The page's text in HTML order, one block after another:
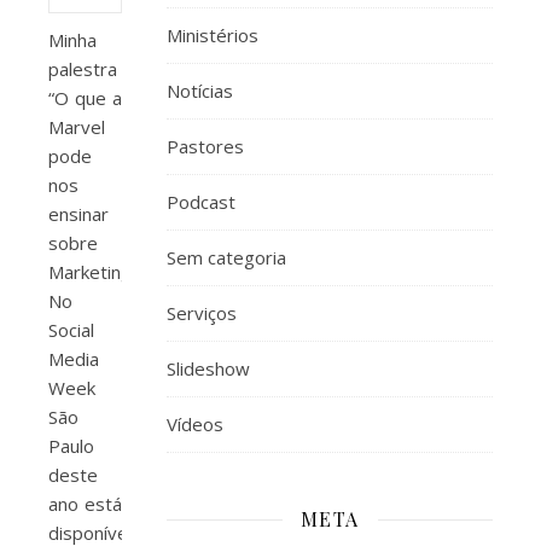
Minha
palestra
“O que a
Marvel
pode
nos
ensinar
sobre
Marketing?”
No
Social
Media
Week
São
Paulo
deste
ano está
disponível
Ministérios
Notícias
Pastores
Podcast
Sem categoria
Serviços
Slideshow
Vídeos
META